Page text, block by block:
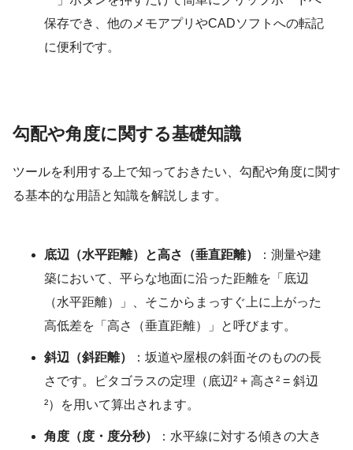
保存でき、他のメモアプリやCADソフトへの転記
に便利です。
勾配や角度に関する基礎知識
ツールを利用する上で知っておきたい、勾配や角度に関す
る基本的な用語と知識を解説します。
底辺（水平距離）と高さ（垂直距離）
：測量や建
築において、平らな地面に沿った距離を「底辺
（水平距離）」、そこからまっすぐ上に上がった
高低差を「高さ（垂直距離）」と呼びます。
斜辺（斜距離）
：坂道や屋根の斜面そのものの長
さです。ピタゴラスの定理（底辺² + 高さ² = 斜辺
²）を用いて算出されます。
角度（度・度分秒）
：水平線に対する傾きの大き